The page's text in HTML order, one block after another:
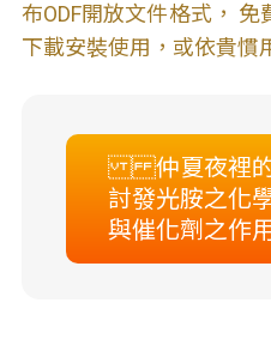
布ODF開放文件格式，
下載安裝使用，或依貴慣
仲夏夜裡的
討發光胺之化
與催化劑之作